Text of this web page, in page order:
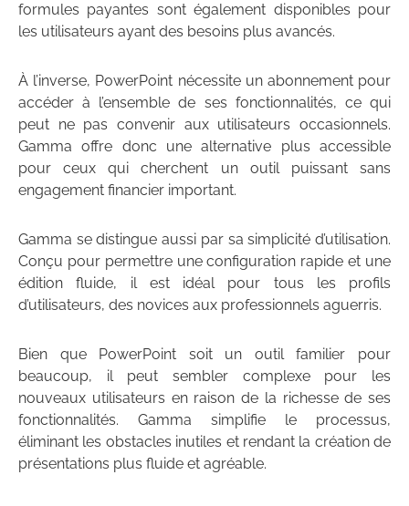
formules payantes sont également disponibles pour
les utilisateurs ayant des besoins plus avancés.
À l’inverse, PowerPoint nécessite un abonnement pour
accéder à l’ensemble de ses fonctionnalités, ce qui
peut ne pas convenir aux utilisateurs occasionnels.
Gamma offre donc une alternative plus accessible
pour ceux qui cherchent un outil puissant sans
engagement financier important.
Gamma se distingue aussi par sa simplicité d’utilisation.
Conçu pour permettre une configuration rapide et une
édition fluide, il est idéal pour tous les profils
d’utilisateurs, des novices aux professionnels aguerris.
Bien que PowerPoint soit un outil familier pour
beaucoup, il peut sembler complexe pour les
nouveaux utilisateurs en raison de la richesse de ses
fonctionnalités. Gamma simplifie le processus,
éliminant les obstacles inutiles et rendant la création de
présentations plus fluide et agréable.